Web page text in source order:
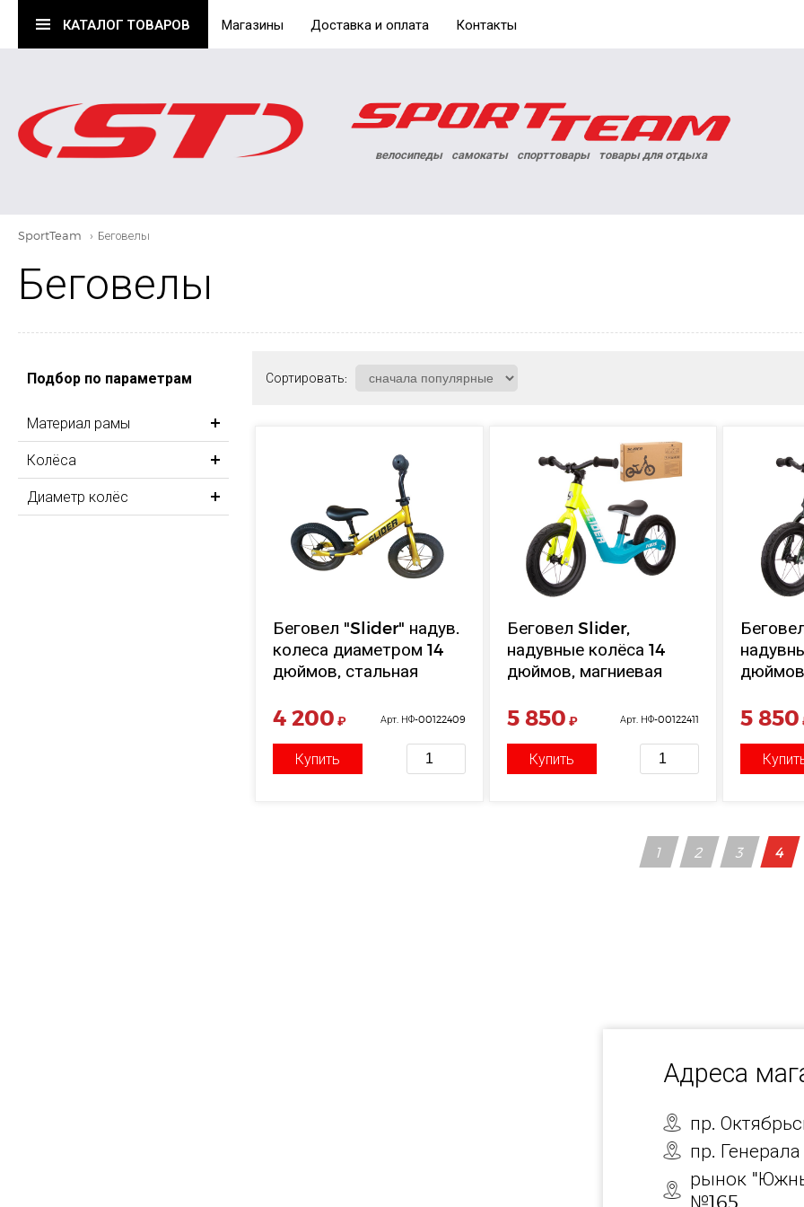
КАТАЛОГ ТОВАРОВ Магазины Доставка и оплата Контакты
велосипеды самокаты спорттовары товары для отдыха
SportTeam › Беговелы
Беговелы
Подбор по параметрам
Материал рамы
Колёса
Диаметр колёс
Сортировать:
Беговел "Slider" надув.
колеса диаметром 14
дюймов, стальная
регулир. по высоте,
4 200 ₽ Арт. НФ-00122409
Купить
Беговел Slider,
надувные колёса 14
дюймов, магниевая
по высоте, цвет
5 850 ₽ Арт. НФ-00122411
Купить
по
5 850
1 2 3 4
Адреса
пр.
пр.
рынок
№165.